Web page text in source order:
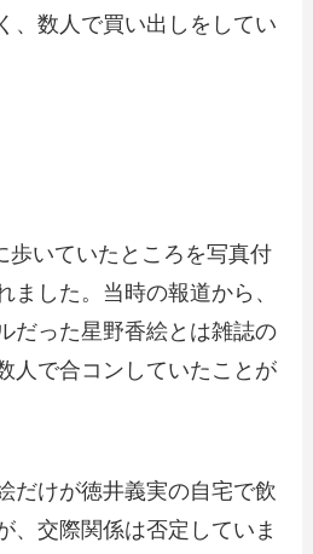
、数人で買い出しをしてい
歩いていたところを写真付
ました。当時の報道から、
だった星野香絵とは雑誌の
人で合コンしていたことが
だけが徳井義実の自宅で飲
、交際関係は否定していま